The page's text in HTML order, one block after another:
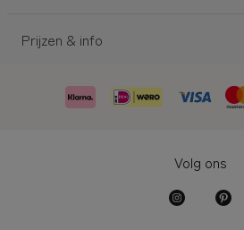
Prijzen & info
Volg ons